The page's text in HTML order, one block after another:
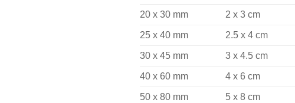
20 x 30 mm 2 x 3 cm
25 x 40 mm 2.5 x 4 cm
30 x 45 mm 3 x 4.5 cm
40 x 60 mm 4 x 6 cm
50 x 80 mm 5 x 8 cm